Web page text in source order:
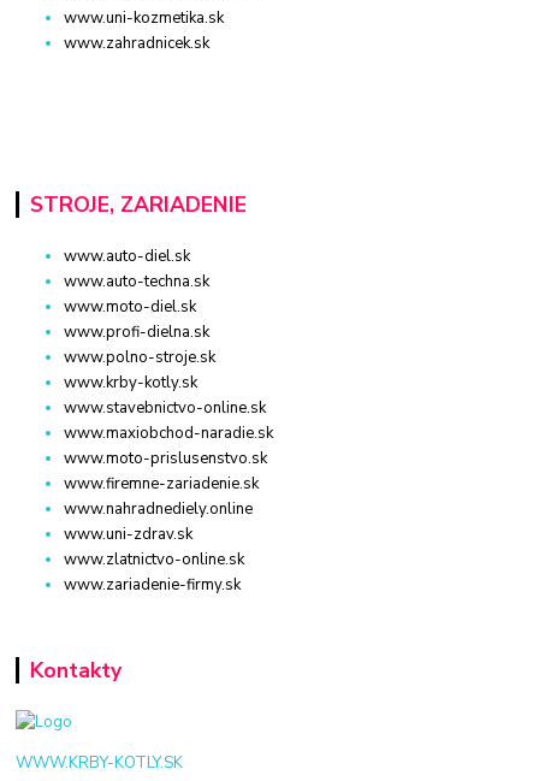
www.uni-kozmetika.sk
www.zahradnicek.sk
STROJE, ZARIADENIE
www.auto-diel.sk
www.auto-techna.sk
www.moto-diel.sk
www.profi-dielna.sk
www.polno-stroje.sk
www.krby-kotly.sk
www.stavebnictvo-online.sk
www.maxiobchod-naradie.sk
www.moto-prislusenstvo.sk
www.firemne-zariadenie.sk
www.nahradnediely.online
www.uni-zdrav.sk
www.zlatnictvo-online.sk
www.zariadenie-firmy.sk
Kontakty
WWW.KRBY-KOTLY.SK